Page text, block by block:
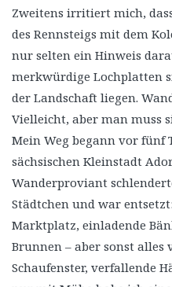
Zweitens irritiert mich,
des Rennsteigs mit dem
nur selten ein Hinweis
merkwürdige Lochplatten
der Landschaft liegen.
Vielleicht, aber man muss
Mein Weg begann vor fünf
sächsischen Kleinstadt
Wanderproviant
Städtchen und war
Marktplatz, einladende
Brunnen – aber sonst alles
Schaufenster, verfallende